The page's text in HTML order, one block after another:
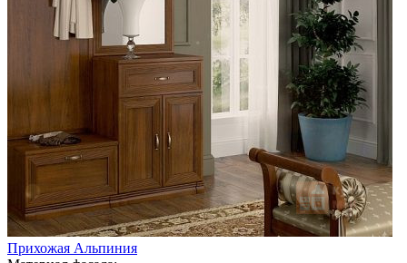
Прихожая Альпиния